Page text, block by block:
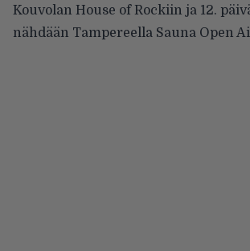
Kouvolan House of Rockiin ja 12.
nähdään Tampereella Sauna Open